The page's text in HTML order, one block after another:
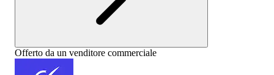
Offerto da un venditore commerciale